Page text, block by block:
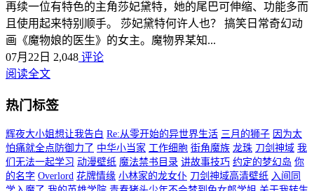
再续一位有特色的主角莎妃黛特，她的尾巴可伸缩、功能多而
且使用起来特别顺手。 莎妃黛特何许人也？ 搞笑日常奇幻动
画《魔物娘的医生》的女主。魔物界某知...
07月22日 2,048 评论
阅读全文
热门标签
辉夜大小姐想让我告白 Re:从零开始的异世界生活 三月的狮子 因为太
怕痛就全点防御力了 中华小当家 工作细胞 街角魔族 龙珠 刀剑神域 我
们无法一起学习 动漫壁纸 魔法禁书目录 讲故事技巧 约定的梦幻岛 你
的名字 Overlord 花牌情缘 小林家的龙女仆 刀剑神域高清壁纸 入间同